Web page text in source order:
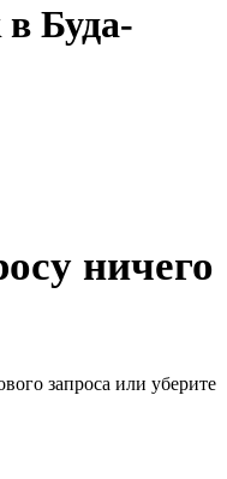
Буда-
ничего
запроса или уберите